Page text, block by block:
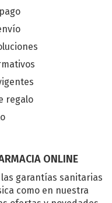
ONLINE
garantías sanitarias
como en nuestra
regalo